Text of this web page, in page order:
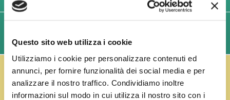
Questo sito web utilizza i cookie
Utilizziamo i cookie per personalizzare contenuti ed
annunci, per fornire funzionalità dei social media e per
analizzare il nostro traffico. Condividiamo inoltre
informazioni sul modo in cui utilizza il nostro sito con i
LAVORATIVI)
IL RESO FUSTI TI PREMIA!
Effettua il reso dei vuoti dei fusti Perfect Draft
(almeno 3 fusti) e ricevi un buono da € 5,00 per ogni
fusto, clicca qui.